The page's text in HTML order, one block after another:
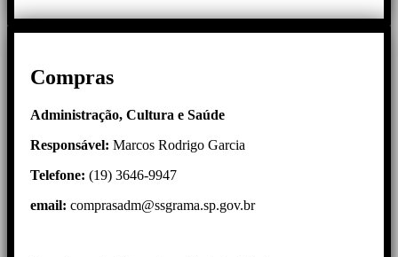
Compras
Administração, Cultura e Saúde
Responsável: Marcos Rodrigo Garcia
Telefone: (19) 3646-9947
email: comprasadm@ssgrama.sp.gov.br